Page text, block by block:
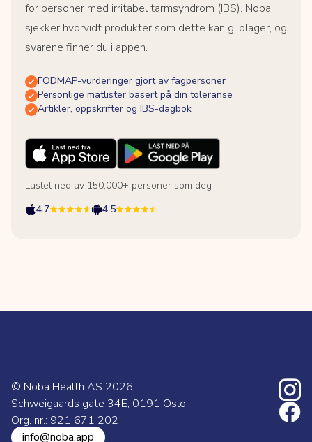
for personer med irritabel tarmsyndrom (IBS). Noba
sjekker hvorvidt produkter som dette kan gi plager, og
svarene finner du i appen.
FODMAP-vurderinger gjort av fagpersoner
Personlige matlister basert på din toleranse
Artikler, oppskrifter og IBS-dagbok
Lastet ned av 150,000+ personer som deg
4.7
4.5
© Noba Health AS 2026
Schweigaards gate 34E, 0191 Oslo
Org. nr.: 921 671 202
info@noba.app